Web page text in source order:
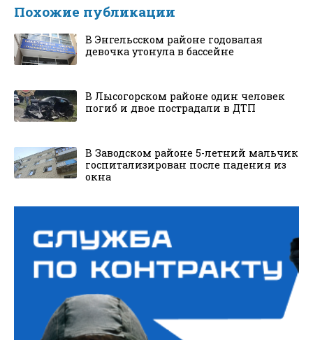
Похожие публикации
В Энгельсском районе годовалая
девочка утонула в бассейне
В Лысогорском районе один человек
погиб и двое пострадали в ДТП
В Заводском районе 5-летний мальчик
госпитализирован после падения из
окна